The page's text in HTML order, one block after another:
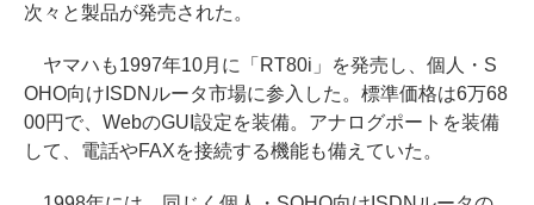
次々と製品が発売された。
ヤマハも1997年10月に「RT80i」を発売し、個人・S
OHO向けISDNルータ市場に参入した。標準価格は6万68
00円で、WebのGUI設定を装備。アナログポートを装備
して、電話やFAXを接続する機能も備えていた。